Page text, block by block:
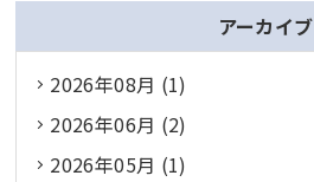
アーカイブ
2026年08月 (1)
2026年06月 (2)
2026年05月 (1)